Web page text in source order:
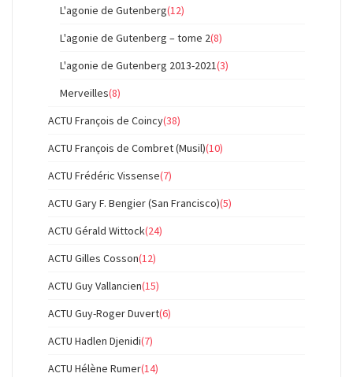
L'agonie de Gutenberg(12)
L'agonie de Gutenberg – tome 2(8)
L'agonie de Gutenberg 2013-2021(3)
Merveilles(8)
ACTU François de Coincy(38)
ACTU François de Combret (Musil)(10)
ACTU Frédéric Vissense(7)
ACTU Gary F. Bengier (San Francisco)(5)
ACTU Gérald Wittock(24)
ACTU Gilles Cosson(12)
ACTU Guy Vallancien(15)
ACTU Guy-Roger Duvert(6)
ACTU Hadlen Djenidi(7)
ACTU Hélène Rumer(14)